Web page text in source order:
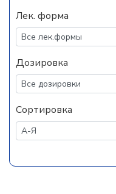
Лек. форма
Дозировка
Сортировка